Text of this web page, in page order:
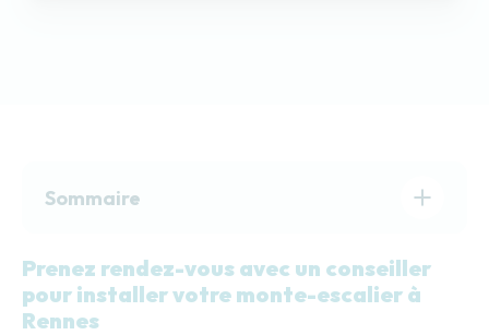
Sommaire
Prenez rendez-vous avec un conseiller pour
installer votre monte-escalier à Rennes
Prenez rendez-vous avec un conseiller
pour installer votre monte-escalier à
Rennes